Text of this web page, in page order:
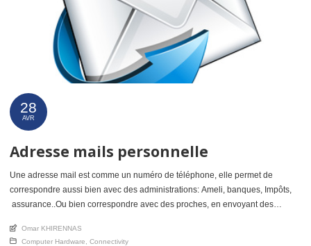
28
AVR
Adresse mails personnelle
Une adresse mail est comme un numéro de téléphone, elle permet de
correspondre aussi bien avec des administrations: Ameli, banques, Impôts,
assurance..Ou bien correspondre avec des proches, en envoyant des
adresse mails indépendante de votre fournisseurs d’accès internet: Orange,
An article by
Omar KHIRENNAS
Posted in
Computer Hardware Connectivity